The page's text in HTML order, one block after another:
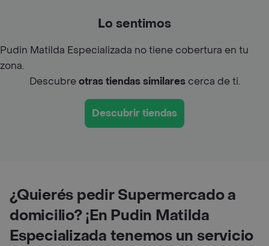
Lo sentimos
Pudin Matilda Especializada no tiene cobertura en tu
zona.
Descubreotras tiendas similarescerca de ti.
Descubrir tiendas
¿Quierés pedir Supermercado a
domicilio? ¡En Pudin Matilda
Especializada tenemos un servicio